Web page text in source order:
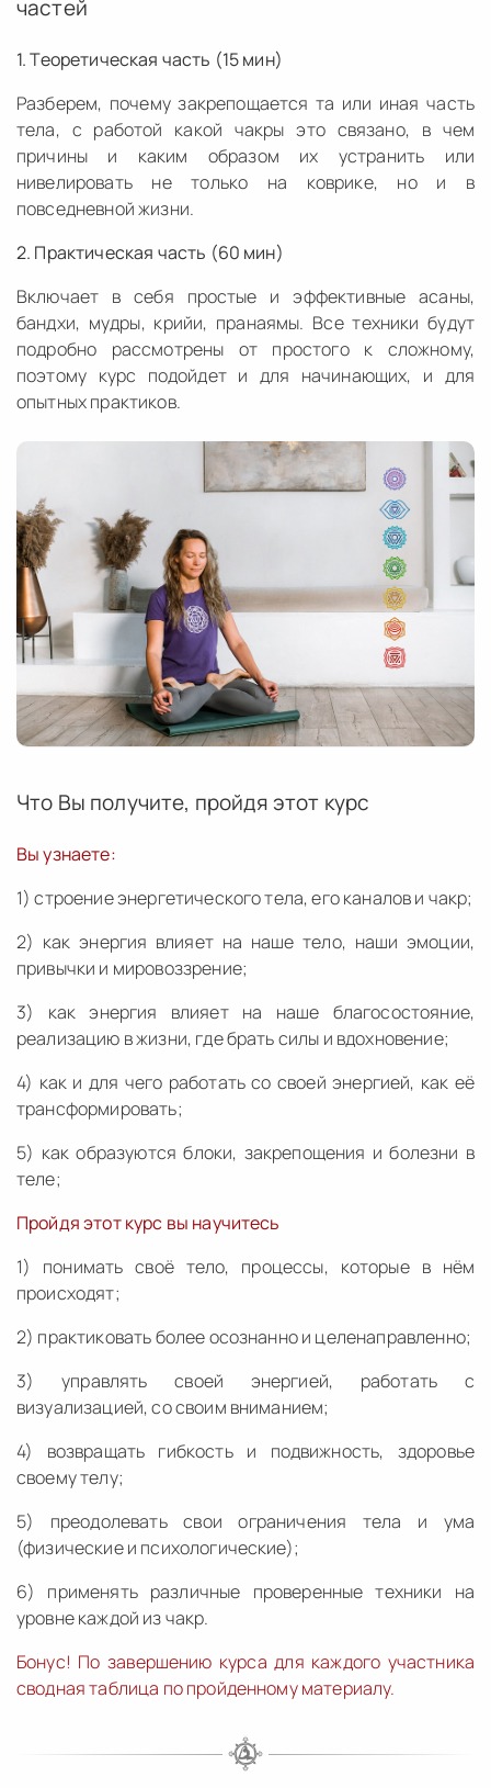
частей
1. Теоретическая часть (15 мин)
Разберем, почему закрепощается та или иная часть
тела, с работой какой чакры это связано, в чем
причины и каким образом их устранить или
нивелировать не только на коврике, но и в
повседневной жизни.
2. Практическая часть (60 мин)
Включает в себя простые и эффективные асаны,
бандхи, мудры, крийи, пранаямы. Все техники будут
подробно рассмотрены от простого к сложному,
поэтому курс подойдет и для начинающих, и для
опытных практиков.
Что Вы получите, пройдя этот курс
Вы узнаете:
1) строение энергетического тела, его каналов и чакр;
2) как энергия влияет на наше тело, наши эмоции,
привычки и мировоззрение;
3) как энергия влияет на наше благосостояние,
реализацию в жизни, где брать силы и вдохновение;
4) как и для чего работать со своей энергией, как её
трансформировать;
5) как образуются блоки, закрепощения и болезни в
теле;
Пройдя этот курс вы научитесь
1) понимать своё тело, процессы, которые в нём
происходят;
2) практиковать более осознанно и целенаправленно;
3) управлять своей энергией, работать с
визуализацией, со своим вниманием;
4) возвращать гибкость и подвижность, здоровье
своему телу;
5) преодолевать свои ограничения тела и ума
(физические и психологические);
6) применять различные проверенные техники на
уровне каждой из чакр.
Бонус! По завершению курса для каждого участника
сводная таблица по пройденному материалу.